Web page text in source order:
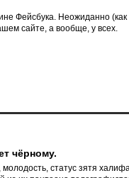
Фейсбука. Неожиданно (как
сайте, а вообще, у всех.
чёрному.
статус зятя